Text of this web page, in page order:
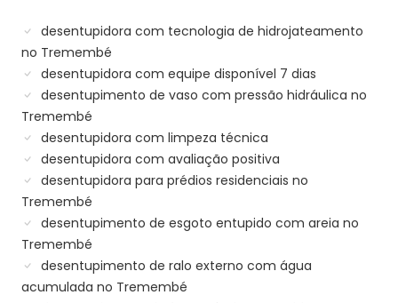
desentupidora com tecnologia de hidrojateamento
no Tremembé
desentupidora com equipe disponível 7 dias
desentupimento de vaso com pressão hidráulica no
Tremembé
desentupidora com limpeza técnica
desentupidora com avaliação positiva
desentupidora para prédios residenciais no
Tremembé
desentupimento de esgoto entupido com areia no
Tremembé
desentupimento de ralo externo com água
acumulada no Tremembé